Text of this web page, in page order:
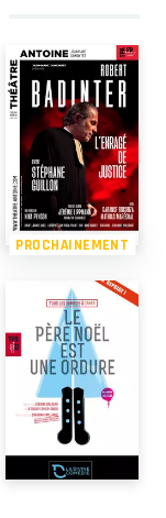
PROCHAINEMENT